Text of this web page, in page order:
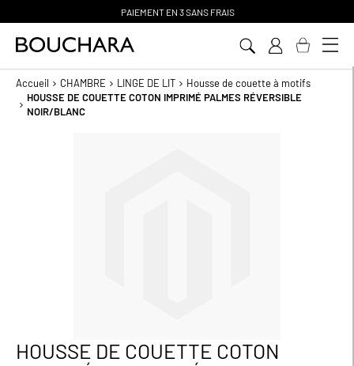
PAIEMENT EN 3 SANS FRAIS
Accueil CHAMBRE LINGE DE LIT
Housse de couette à motifs
HOUSSE DE COUETTE COTON IMPRIMÉ PALMES RÉVERSIBLE
NOIR/BLANC
Passer
au
HOUSSE DE COUETTE COTON